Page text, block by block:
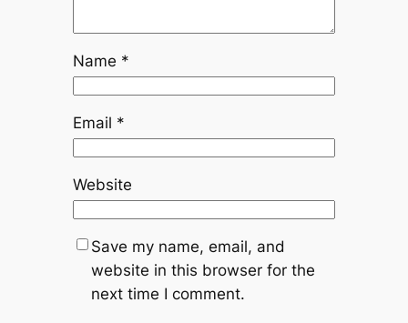
Name *
Email *
Website
Save my name, email, and
website in this browser for the
next time I comment.